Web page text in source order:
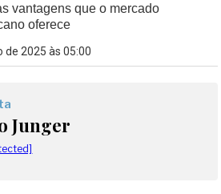
vantagens que o mercado
oferece
de 2025 às 05:00
Junger